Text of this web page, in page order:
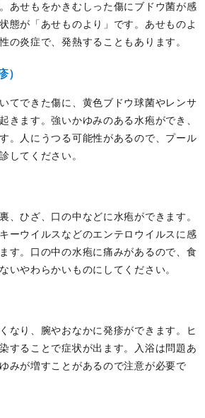
あせもをかきむしった傷にブドウ菌が感
態が「あせものより」です。あせものよ
の炎症で、発熱することもあります。
）
てできた傷に、黄色ブドウ球菌やレンサ
きます。強いかゆみのある水疱ができ、
。人にうつる可能性があるので、プール
してください。
、ひざ、口の中などに水疱ができます。
ーウイルスなどのエンテロウイルスに感
す。口の中の水疱に痛みがあるので、食
いやわらかいものにしてください。
なり、腕やおなかに発疹ができます。ヒ
することで症状が出ます。入浴は問題あ
みが増すことがあるので注意が必要で